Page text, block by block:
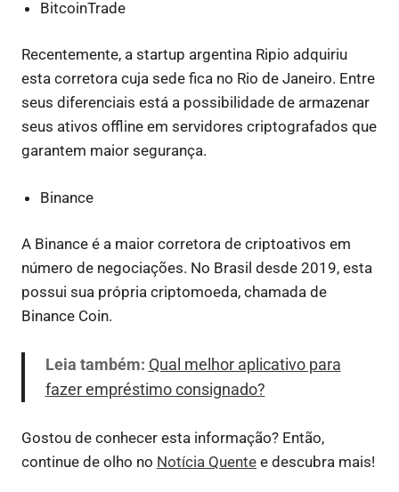
BitcoinTrade
Recentemente, a startup argentina Ripio adquiriu
esta corretora cuja sede fica no Rio de Janeiro. Entre
seus diferenciais está a possibilidade de armazenar
seus ativos offline em servidores criptografados que
garantem maior segurança.
Binance
A Binance é a maior corretora de criptoativos em
número de negociações. No Brasil desde 2019, esta
possui sua própria criptomoeda, chamada de
Binance Coin.
Leia também: Qual melhor aplicativo para
fazer empréstimo consignado?
Gostou de conhecer esta informação? Então,
continue de olho no Notícia Quente e descubra mais!